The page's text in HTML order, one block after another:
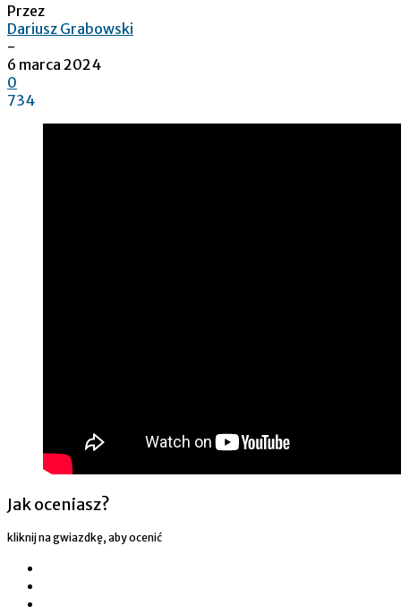
Przez
Dariusz Grabowski
-
6 marca 2024
0
734
Jak oceniasz?
kliknij na gwiazdkę, aby ocenić